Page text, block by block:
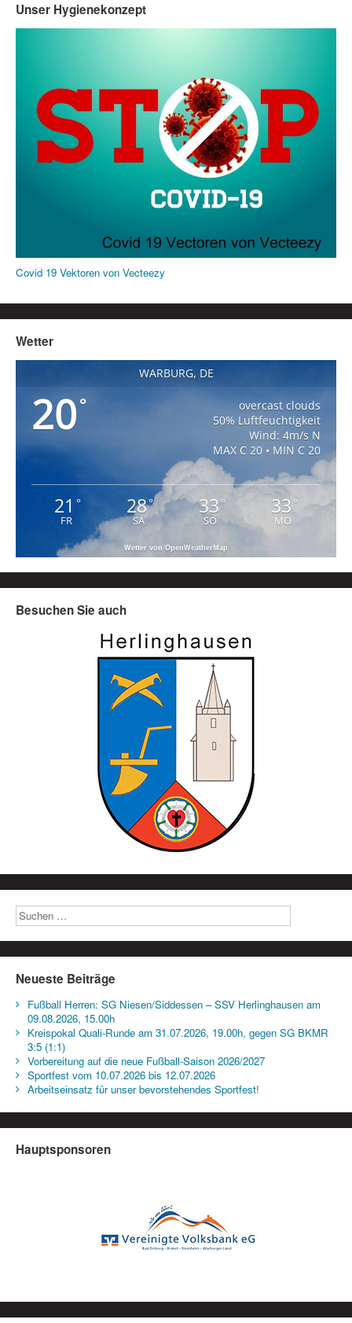
Unser Hygienekonzept
Covid 19 Vektoren von Vecteezy
Wetter
WARBURG, DE
20°
overcast clouds
50% Luftfeuchtigkeit
Wind: 4m/s N
MAX C 20 • MIN C 20
21 °
FR
28°
SA
33°
SO
33 °
MO
Wetter von OpenWeatherMap
Besuchen Sie auch
Neueste Beiträge
Fußball Herren: SG Niesen/Siddessen – SSV Herlinghausen am
09.08.2026, 15.00h
Kreispokal Quali-Runde am 31.07.2026, 19.00h, gegen SG BKMR
3:5 (1:1)
Vorbereitung auf die neue Fußball-Saison 2026/2027
Sportfest vom 10.07.2026 bis 12.07.2026
Arbeitseinsatz für unser bevorstehendes Sportfest!
Hauptsponsoren